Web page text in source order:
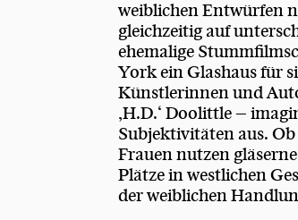
weiblichen Entwürfen
gleichzeitig auf
ehemalige
York ein Glashaus für
Künstlerinnen und
‚H.D.‘ Doolittle –
Subjektivitäten aus.
Frauen nutzen
Plätze in westlichen
der weiblichen